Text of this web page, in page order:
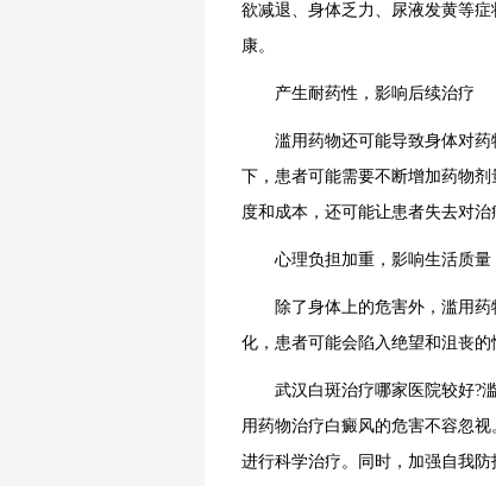
欲减退、身体乏力、尿液发黄等
康。
产生耐药性，影响后续治疗
滥用药物还可能导致身体对药
下，患者可能需要不断增加药物
度和成本，还可能让患者失去对治
心理负担加重，影响生活质量
除了身体上的危害外，滥用药
化，患者可能会陷入绝望和沮丧的
武汉白斑治疗哪家医院较好?滥
用药物治疗白癜风的危害不容忽
进行科学治疗。同时，加强自我